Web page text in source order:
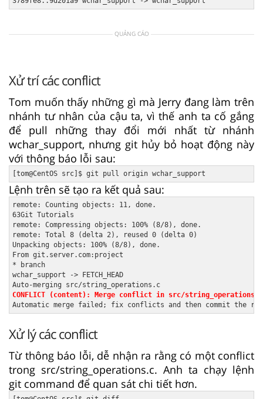
QUẢNG CÁO
Xử trí các conflict
Tom muốn thấy những gì mà Jerry đang làm trên
nhánh tư nhân của cậu ta, vì thế anh ta cố gắng
để pull những thay đổi mới nhất từ nhánh
wchar_support, nhưng git hủy bỏ hoạt động này
với thông báo lỗi sau:
Lệnh trên sẽ tạo ra kết quả sau:
remote: Counting objects: 11, done.
63Git Tutorials
remote: Compressing objects: 100% (8/8), done.
remote: Total 8 (delta 2), reused 0 (delta 0)
Unpacking objects: 100% (8/8), done.
From git.server.com:project
* branch
wchar_support -> FETCH_HEAD
CONFLICT (content): Merge conflict in src/string_operations.c
Xử lý các conflict
Từ thông báo lỗi, dễ nhận ra rằng có một conflict
trong src/string_operations.c. Anh ta chạy lệnh
git command để quan sát chi tiết hơn.